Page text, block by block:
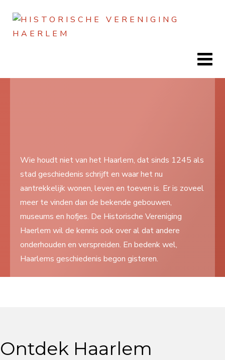
Lezen
Over ons
Search
Wie houdt niet van het Haarlem, dat sinds 1245 als
stad geschiedenis schrijft en waar het nu
aantrekkelijk wonen, leven en toeven is. Er is zoveel
meer te vinden dan de bekende gebouwen,
museums en hofjes. De Historische Vereniging
Haerlem wil de kennis ook over al dat andere
onderhouden en verspreiden. En bedenk wel,
Haarlems geschiedenis begon gisteren.
Ontdek Haarlem